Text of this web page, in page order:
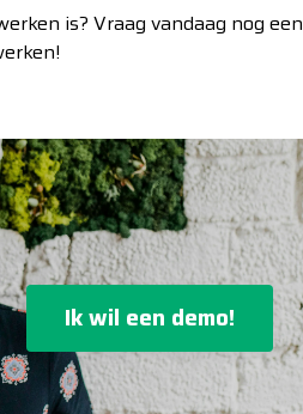
is? Vraag vandaag nog
Ik wil een demo!